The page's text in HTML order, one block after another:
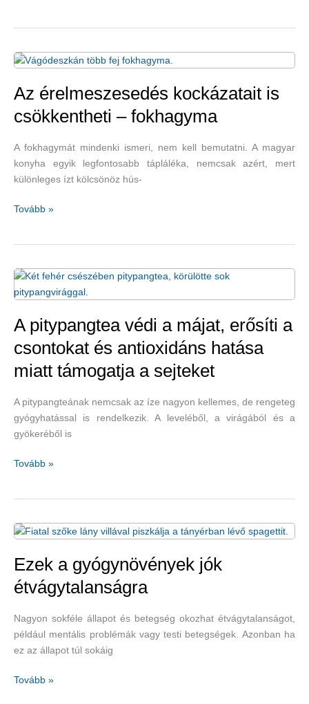
Az érelmeszesedés kockázatait is
csökkentheti – fokhagyma
A fokhagymát mindenki ismeri, nem kell bemutatni. A magyar
konyha egyik legfontosabb tápláléka, nemcsak azért, mert
különleges ízt kölcsönöz hús-
Az
csökkentheti
–
Tovább »
A pitypangtea védi a májat, erősíti a
csontokat és antioxidáns hatása
miatt támogatja a sejteket
A pitypangteának nemcsak az íze nagyon kellemes, de rengeteg
gyógyhatással is rendelkezik. A leveléből, a virágából és a
gyökeréből is
A
májat,
erősíti
a
és
hatása
miatt
támogatja
sejteket
Tovább »
Ezek a gyógynövények jók
étvágytalanságra
Nagyon sokféle állapot és betegség okozhat étvágytalanságot,
például mentális problémák vagy testi betegségek. Azonban ha
ez az állapot túl sokáig
Ezek
Tovább »